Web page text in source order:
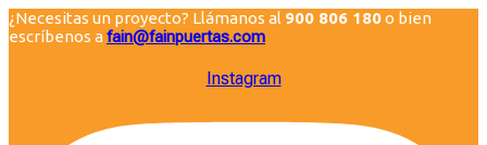
¿Necesitas un proyecto? Llámanos al 900 806 180o bien
escríbenos afain@fainpuertas.com
Instagram